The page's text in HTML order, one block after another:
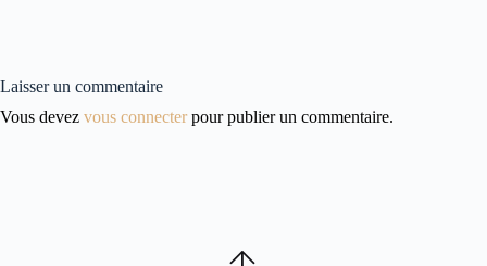
Laisser un commentaire
Vous devez vous connecterpour publier un commentaire.